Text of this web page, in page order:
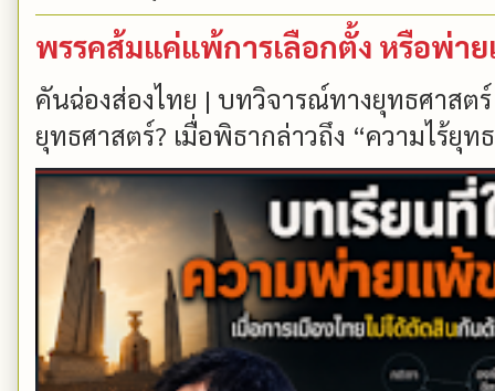
พรรคส้มแค่แพ้การเลือกตั้ง หรือพ่า
คันฉ่องส่องไทย | บทวิจารณ์ทางยุทธศาสต
ยุทธศาสตร์? เมื่อพิธากล่าวถึง “ความไร้ยุท